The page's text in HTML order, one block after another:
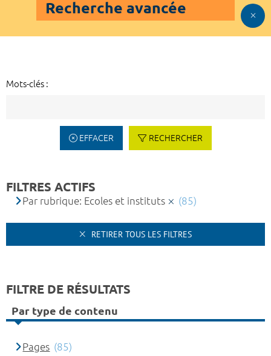
Recherche avancée
Mots-clés :
EFFACER RECHERCHER
FILTRES ACTIFS
Par rubrique: Ecoles et instituts (85)
RETIRER TOUS LES FILTRES
FILTRE DE RÉSULTATS
Par type de contenu
Pages (85)